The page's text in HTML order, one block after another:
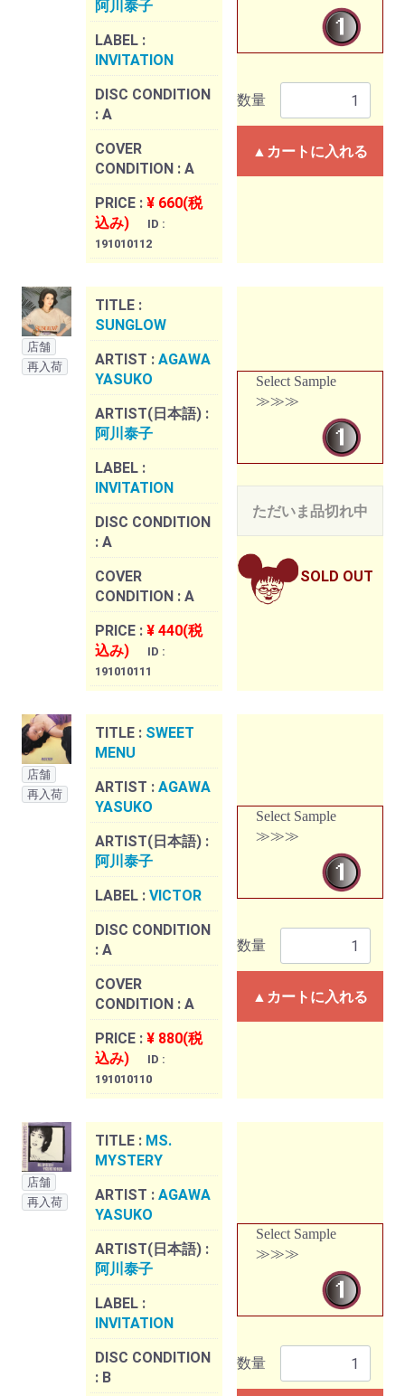
阿川泰子
LABEL :
INVITATION
DISC CONDITION
: A
COVER
CONDITION : A
PRICE : ¥ 660(税
込み)
ID :
191010112
数量
▲カートに入れる
店舗
再入荷
TITLE :
SUNGLOW
ARTIST : AGAWA
YASUKO
ARTIST(日本語) :
阿川泰子
LABEL :
INVITATION
DISC CONDITION
: A
COVER
CONDITION : A
PRICE : ¥ 440(税
込み)
ID :
191010111
Select Sample
≫≫≫
ただいま品切れ中
SOLD OUT
店舗
再入荷
TITLE : SWEET
MENU
ARTIST : AGAWA
YASUKO
ARTIST(日本語) :
阿川泰子
LABEL : VICTOR
DISC CONDITION
: A
COVER
CONDITION : A
PRICE : ¥ 880(税
込み)
ID :
191010110
Select Sample
≫≫≫
数量
▲カートに入れる
店舗
再入荷
TITLE : MS.
MYSTERY
ARTIST : AGAWA
YASUKO
ARTIST(日本語) :
阿川泰子
LABEL :
INVITATION
DISC CONDITION
: B
Select Sample
≫≫≫
数量